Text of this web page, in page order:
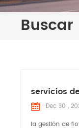
Buscar
servicios
Dec 30 ,
la gestión de